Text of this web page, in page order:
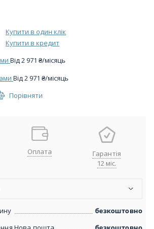
Купити в один клік
Купити в кредит
Вiд2 971 ₴/місяць
Вiд2 971 ₴/місяць
Порівняти
Оплата
Гарантія
12 міс.
безкоштовно